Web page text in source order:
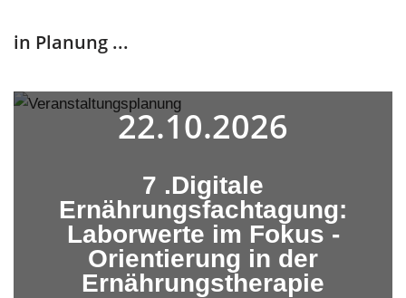
in Planung ...
22.10.2026
7 .Digitale
Ernährungsfachtagung:
Laborwerte im Fokus -
Orientierung in der
Ernährungstherapie